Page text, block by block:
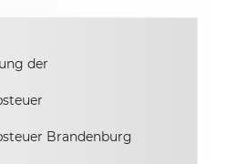
der
Brandenburg